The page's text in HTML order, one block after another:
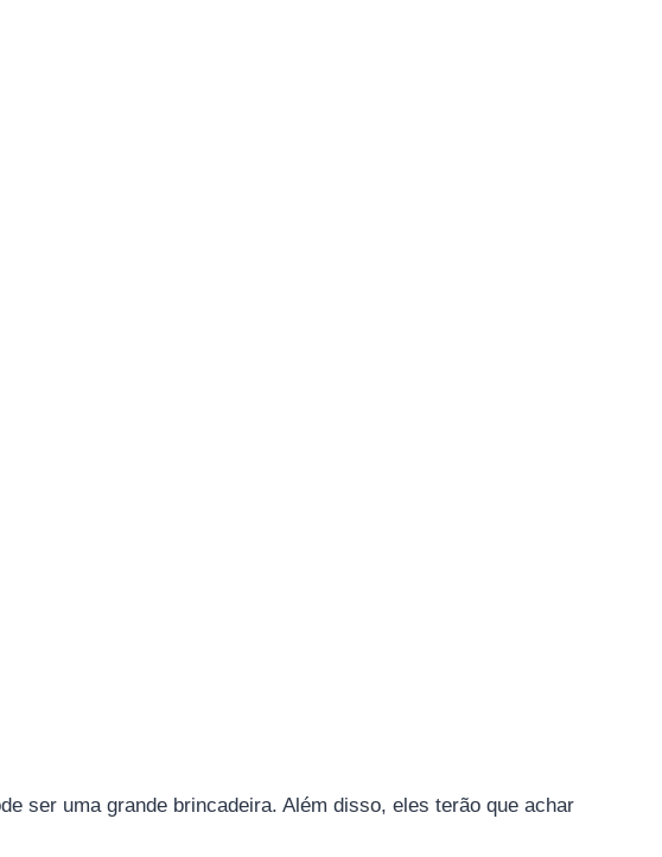
ser uma grande brincadeira. Além disso, eles terão que achar